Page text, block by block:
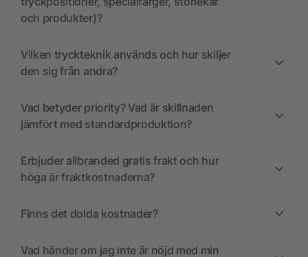
och produkter)?
Vilken tryckteknik används och hur skiljer
den sig från andra?
Vad betyder priority? Vad är skillnaden
jämfört med standardproduktion?
Erbjuder allbranded gratis frakt och hur
höga är fraktkostnaderna?
Finns det dolda kostnader?
Vad händer om jag inte är nöjd med min